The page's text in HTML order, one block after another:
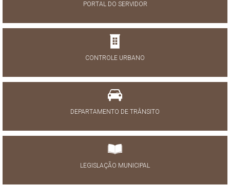
PORTAL DO SERVIDOR
CONTROLE URBANO
DEPARTAMENTO DE TRÂNSITO
LEGISLAÇÃO MUNICIPAL